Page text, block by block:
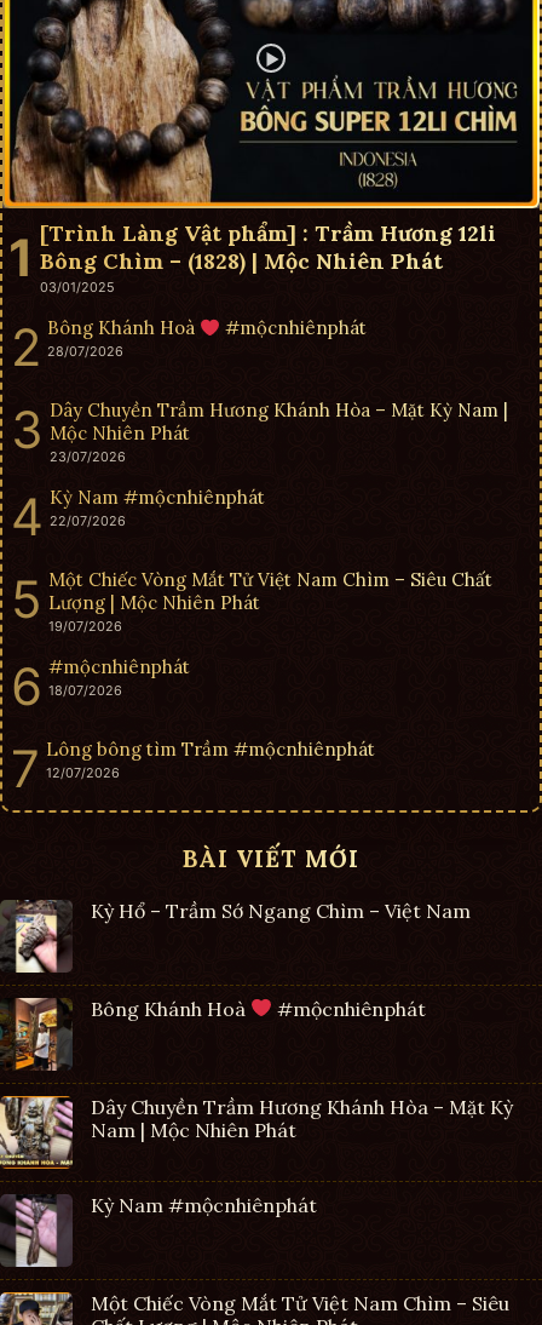
[Trình Làng Vật phẩm] : Trầm Hương 12li
Bông Chìm – (1828) | Mộc Nhiên Phát
03/01/2025
Bông Khánh Hoà #mộcnhiênphát
28/07/2026
Dây Chuyền Trầm Hương Khánh Hòa – Mặt Kỳ Nam |
Mộc Nhiên Phát
23/07/2026
Kỳ Nam #mộcnhiênphát
22/07/2026
Một Chiếc Vòng Mắt Tử Việt Nam Chìm – Siêu Chất
Lượng | Mộc Nhiên Phát
19/07/2026
#mộcnhiênphát
18/07/2026
Lông bông tìm Trầm #mộcnhiênphát
12/07/2026
BÀI VIẾT MỚI
Kỳ Hổ – Trầm Sớ Ngang Chìm – Việt Nam
Bông Khánh Hoà #mộcnhiênphát
Dây Chuyền Trầm Hương Khánh Hòa – Mặt Kỳ
Nam | Mộc Nhiên Phát
Kỳ Nam #mộcnhiênphát
Một Chiếc Vòng Mắt Tử Việt Nam Chìm – Siêu